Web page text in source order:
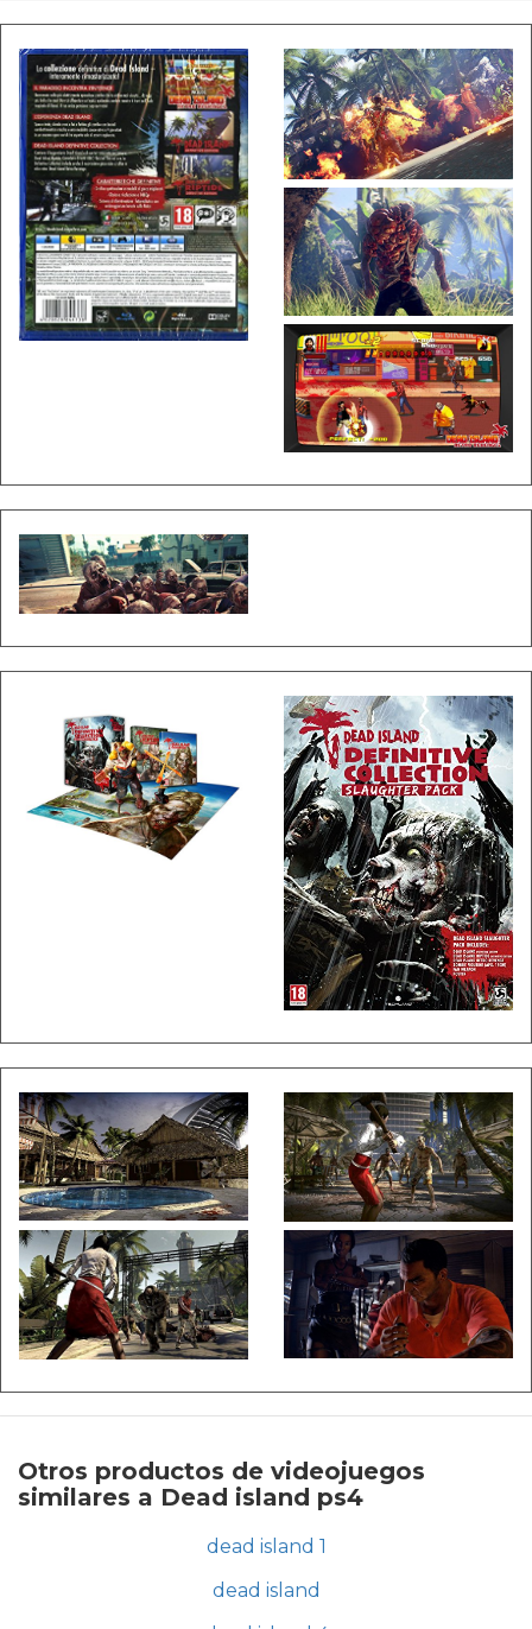
Otros productos de videojuegos
similares a Dead island ps4
dead island 1
dead island